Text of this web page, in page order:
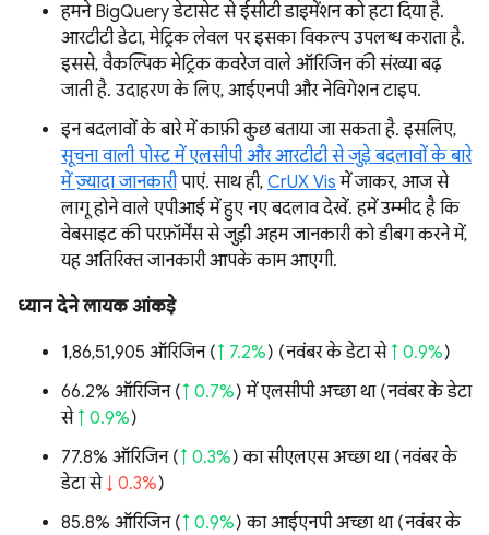
हमने BigQuery डेटासेट से ईसीटी डाइमेंशन को हटा दिया है.
आरटीटी डेटा, मेट्रिक लेवल पर इसका विकल्प उपलब्ध कराता है.
इससे, वैकल्पिक मेट्रिक कवरेज वाले ऑरिजिन की संख्या बढ़
जाती है. उदाहरण के लिए, आईएनपी और नेविगेशन टाइप.
इन बदलावों के बारे में काफ़ी कुछ बताया जा सकता है. इसलिए,
सूचना वाली पोस्ट में एलसीपी और आरटीटी से जुड़े बदलावों के बारे
में ज़्यादा जानकारीपाएं. साथ ही, CrUX Vis में जाकर, आज से
लागू होने वाले एपीआई में हुए नए बदलाव देखें. हमें उम्मीद है कि
वेबसाइट की परफ़ॉर्मेंस से जुड़ी अहम जानकारी को डीबग करने में,
यह अतिरिक्त जानकारी आपके काम आएगी.
ध्यान देने लायक आंकड़े
1,86,51,905 ऑरिजिन (↑ 7.2%) (नवंबर के डेटा से ↑ 0.9%)
66.2% ऑरिजिन (↑ 0.7%) में एलसीपी अच्छा था (नवंबर के डेटा
से ↑ 0.9%)
77.8% ऑरिजिन (↑ 0.3%) का सीएलएस अच्छा था (नवंबर के
डेटा से ↓ 0.3%)
85.8% ऑरिजिन (↑ 0.9%) का आईएनपी अच्छा था (नवंबर के